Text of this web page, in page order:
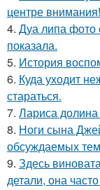
центре внимания!
4. Дуа липа фото
показала.
5. История
6. Куда уходит
стараться.
7. Лариса
8. Ноги сына
обсуждаемых
9. Здесь
детали, она